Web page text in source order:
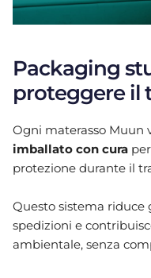
Packaging
proteggere il
Ogni materasso Muun
imballato con cura
protezione durante il
Questo sistema
spedizioni e
ambientale, senza